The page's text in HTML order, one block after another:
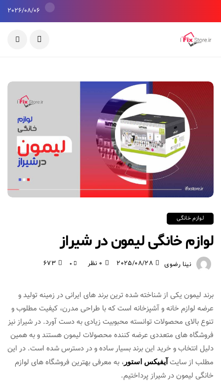
2026/08/06
لوازم خانگی
لوازم خانگی لیمون در شیراز
نینا رضوی 2025/08/28 0 نظر 0
673
برند لیمون یکی از شناخته‌ شده‌ ترین برند های ایرانی در زمینه تولید و
عرضه لوازم خانه و آشپزخانه است که با طراحی مدرن، کیفیت مطلوب و
تنوع بالای محصولات توانسته محبوبیت زیادی به دست آورد. در شیراز نیز
فروشگاه‌ های متعددی عرضه‌ کننده محصولات لیمون هستند و به همین
دلیل انتخاب و خرید این برند بسیار ساده و در دسترس شده است. در این
مطلب از سایت آیفیکس استور ، به معرفی بهترین فروشگاه های لوازم
خانگی لیمون در شیراز پرداختیم.